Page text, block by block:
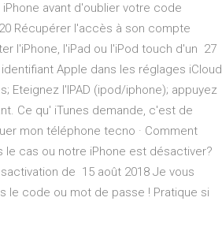
avant d'oublier votre code
Récupérer l'accès à son compte
l'iPhone, l'iPad ou l'iPod touch d'un 27
Apple dans les réglages iCloud
Eteignez l'IPAD (ipod/iphone); appuyez
Ce qu' iTunes demande, c'est de
mon téléphone tecno · Comment
le cas ou notre iPhone est désactiver?
de 15 août 2018 Je vous
le code ou mot de passe ! Pratique si